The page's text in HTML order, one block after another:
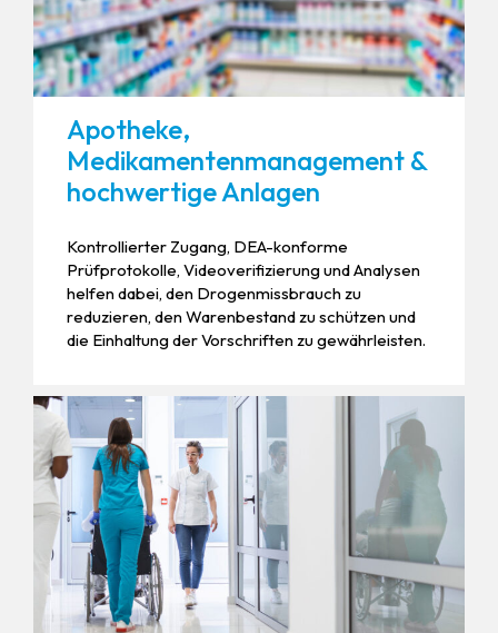
Apotheke,
Medikamentenmanagement &
hochwertige Anlagen
Kontrollierter Zugang, DEA-konforme
Prüfprotokolle, Videoverifizierung und Analysen
helfen dabei, den Drogenmissbrauch zu
reduzieren, den Warenbestand zu schützen und
die Einhaltung der Vorschriften zu gewährleisten.